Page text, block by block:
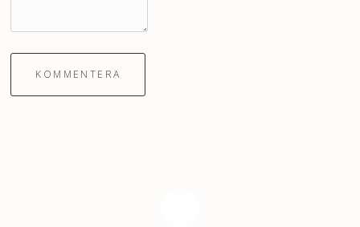
KOMMENTERA